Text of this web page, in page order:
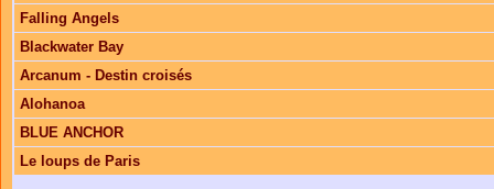
Falling Angels
Blackwater Bay
Arcanum - Destin croisés
Alohanoa
BLUE ANCHOR
Le loups de Paris